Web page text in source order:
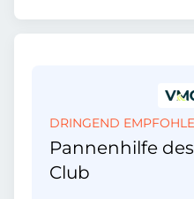
DRINGEND
Pannenhilfe
Club